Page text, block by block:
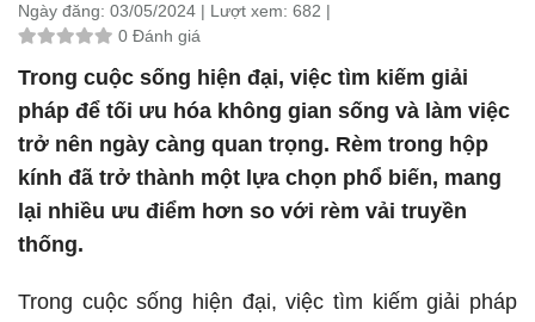
Ngày đăng: 03/05/2024 | Lượt xem: 682 |
0 Đánh giá
Trong cuộc sống hiện đại, việc tìm kiếm giải
pháp để tối ưu hóa không gian sống và làm việc
trở nên ngày càng quan trọng. Rèm trong hộp
kính đã trở thành một lựa chọn phổ biến, mang
lại nhiều ưu điểm hơn so với rèm vải truyền
thống.
Trong cuộc sống hiện đại, việc tìm kiếm giải pháp